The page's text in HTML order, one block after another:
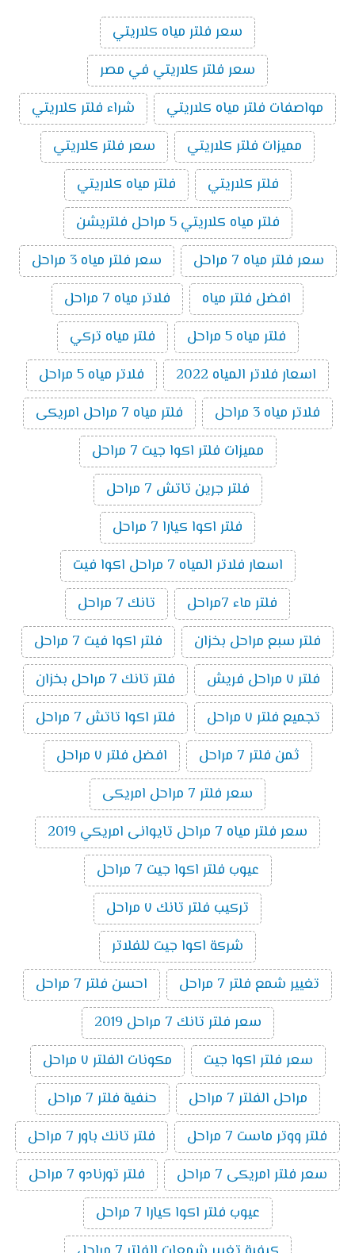
سعر فلتر مياه كلاريتي
سعر فلتر كلاريتي في مصر
مواصفات فلتر مياه كلاريتي
شراء فلتر كلاريتي
مميزات فلتر كلاريتي
سعر فلتر كلاريتي
فلتر كلاريتي
فلتر مياه كلاريتي
فلتر مياه كلاريتي 5 مراحل فلتريشن
سعر فلتر مياه 7 مراحل
سعر فلتر مياه 3 مراحل
افضل فلتر مياه
فلاتر مياه 7 مراحل
فلتر مياه 5 مراحل
فلتر مياه تركي
اسعار فلاتر المياه 2022
فلاتر مياه 5 مراحل
فلاتر مياه 3 مراحل
فلتر مياه 7 مراحل امريكى
مميزات فلتر اكوا جيت 7 مراحل
فلتر جرين تاتش 7 مراحل
فلتر اكوا كيارا 7 مراحل
اسعار فلاتر المياه 7 مراحل اكوا فيت
فلتر ماء 7مراحل
تانك 7 مراحل
فلتر سبع مراحل بخزان
فلتر اكوا فيت 7 مراحل
فلتر ٧ مراحل فريش
فلتر تانك 7 مراحل بخزان
تجميع فلتر ٧ مراحل
فلتر اكوا تاتش 7 مراحل
ثمن فلتر 7 مراحل
افضل فلتر ٧ مراحل
سعر فلتر 7 مراحل امريكى
سعر فلتر مياه 7 مراحل تايوانى امريكي 2019
عيوب فلتر اكوا جيت 7 مراحل
تركيب فلتر تانك ٧ مراحل
شركة اكوا جيت للفلاتر
تغيير شمع فلتر 7 مراحل
احسن فلتر 7 مراحل
سعر فلتر تانك 7 مراحل 2019
سعر فلتر اكوا جيت
مكونات الفلتر ٧ مراحل
مراحل الفلتر 7 مراحل
حنفية فلتر 7 مراحل
فلتر ووتر ماست 7 مراحل
فلتر تانك باور 7 مراحل
سعر فلتر امريكى 7 مراحل
فلتر تورنادو 7 مراحل
عيوب فلتر اكوا كيارا 7 مراحل